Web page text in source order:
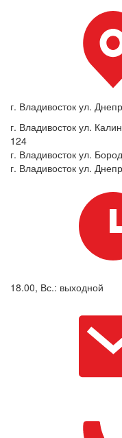
г. Владивосток ул.
г. Владивосток ул.
124
г. Владивосток ул.
г. Владивосток ул.
18.00, Вс.: выходной